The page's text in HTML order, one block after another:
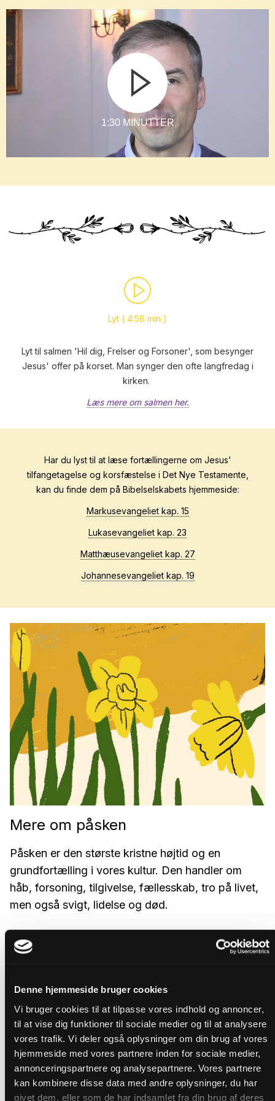
Denne hjemmeside bruger cookies
Vi bruger cookies til at tilpasse vores indhold og annoncer,
til at vise dig funktioner til sociale medier og til at analysere
vores trafik. Vi deler også oplysninger om din brug af vores
hjemmeside med vores partnere inden for sociale medier,
annonceringspartnere og analysepartnere. Vores partnere
kan kombinere disse data med andre oplysninger, du har
givet dem, eller som de har indsamlet fra din brug af deres
1:30 MINUTTER
Lyt ( 4:58 min )
Lyt til salmen 'Hil dig, Frelser og Forsoner', som besynger
Jesus' offer på korset. Man synger den ofte langfredag i
kirken.
Læs mere om salmen her.
Har du lyst til at læse fortællingerne om Jesus'
tilfangetagelse og korsfæstelse i Det Nye Testamente,
kan du finde dem på Bibelselskabets hjemmeside:
Markusevangeliet kap. 15
Lukasevangeliet kap. 23
Matthæusevangeliet kap. 27
Johannesevangeliet kap. 19
Mere om påsken
Påsken er den største kristne højtid og en
grundfortælling i vores kultur. Den handler om
håb, forsoning, tilgivelse, fællesskab, tro på livet,
men også svigt, lidelse og død.